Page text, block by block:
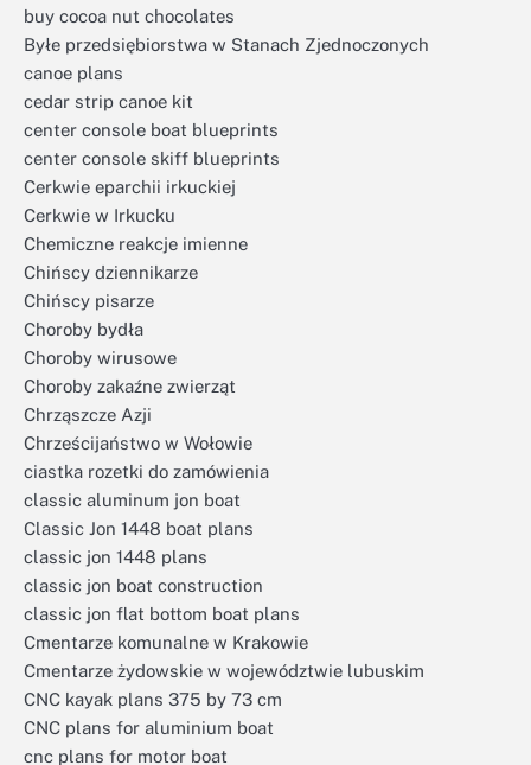
buy cocoa nut chocolates
Byłe przedsiębiorstwa w Stanach Zjednoczonych
canoe plans
cedar strip canoe kit
center console boat blueprints
center console skiff blueprints
Cerkwie eparchii irkuckiej
Cerkwie w Irkucku
Chemiczne reakcje imienne
Chińscy dziennikarze
Chińscy pisarze
Choroby bydła
Choroby wirusowe
Choroby zakaźne zwierząt
Chrząszcze Azji
Chrześcijaństwo w Wołowie
ciastka rozetki do zamówienia
classic aluminum jon boat
Classic Jon 1448 boat plans
classic jon 1448 plans
classic jon boat construction
classic jon flat bottom boat plans
Cmentarze komunalne w Krakowie
Cmentarze żydowskie w województwie lubuskim
CNC kayak plans 375 by 73 cm
CNC plans for aluminium boat
cnc plans for motor boat